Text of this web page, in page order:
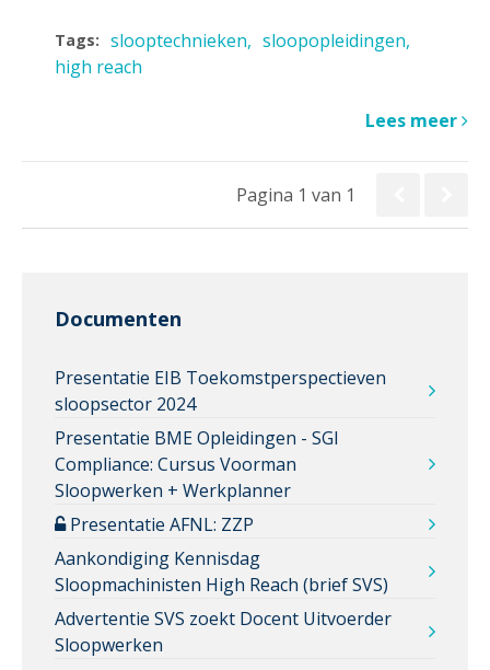
Tags: slooptechnieken
sloopopleidingen
high reach
Lees meer
Pagina 1 van 1
Documenten
Presentatie EIB Toekomstperspectieven
sloopsector 2024
Presentatie BME Opleidingen - SGI
Compliance: Cursus Voorman
Sloopwerken + Werkplanner
Presentatie AFNL: ZZP
Aankondiging Kennisdag
Sloopmachinisten High Reach (brief SVS)
Advertentie SVS zoekt Docent Uitvoerder
Sloopwerken